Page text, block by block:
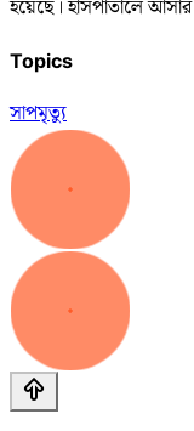
হয়েছে। হাসপাতালে
Topics
সাপমৃত্যু